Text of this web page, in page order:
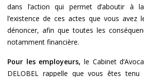
dans l’action qui permet d’aboutir à
l’existence de ces actes que vous avez
dénoncer, afin que toutes les
notamment financière.
Pour les employeurs, le Cabinet
DELOBEL rappelle que vous êtes